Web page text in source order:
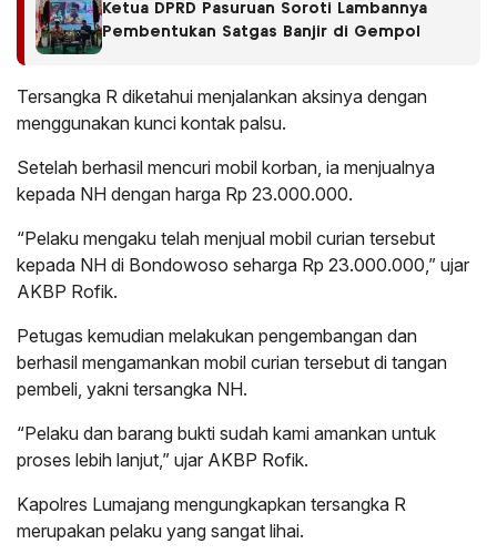
Ketua DPRD Pasuruan Soroti Lambannya
Pembentukan Satgas Banjir di Gempol
Tersangka R diketahui menjalankan aksinya dengan
menggunakan kunci kontak palsu.
Setelah berhasil mencuri mobil korban, ia menjualnya
kepada NH dengan harga Rp 23.000.000.
“Pelaku mengaku telah menjual mobil curian tersebut
kepada NH di Bondowoso seharga Rp 23.000.000,” ujar
AKBP Rofik.
Petugas kemudian melakukan pengembangan dan
berhasil mengamankan mobil curian tersebut di tangan
pembeli, yakni tersangka NH.
“Pelaku dan barang bukti sudah kami amankan untuk
proses lebih lanjut,” ujar AKBP Rofik.
Kapolres Lumajang mengungkapkan tersangka R
merupakan pelaku yang sangat lihai.